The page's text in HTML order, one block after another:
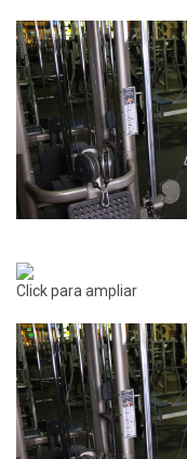
Click para ampliar